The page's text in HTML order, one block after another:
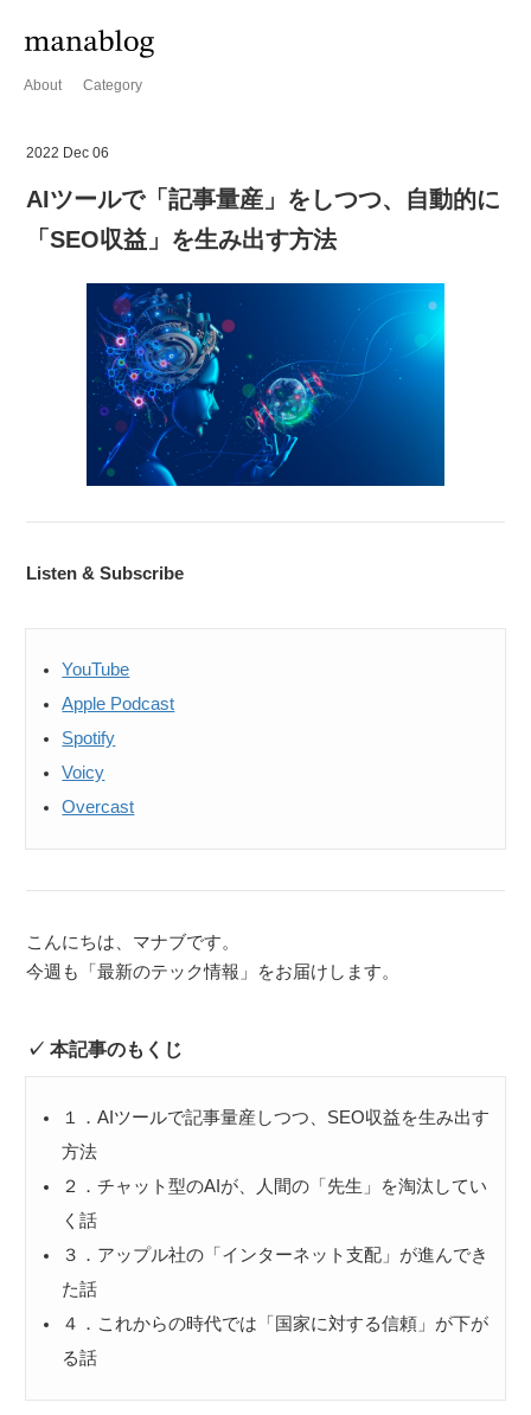
About Category
2022 Dec 06
AIツールで「記事量産」をしつつ、自動的に
「SEO収益」を生み出す方法
Listen & Subscribe
YouTube
Apple Podcast
Spotify
Voicy
Overcast
こんにちは、マナブです。
今週も「最新のテック情報」をお届けします。
本記事のもくじ
１．AIツールで記事量産しつつ、SEO収益を生み出す
方法
２．チャット型のAIが、人間の「先生」を淘汰してい
く話
３．アップル社の「インターネット支配」が進んでき
た話
４．これからの時代では「国家に対する信頼」が下が
る話